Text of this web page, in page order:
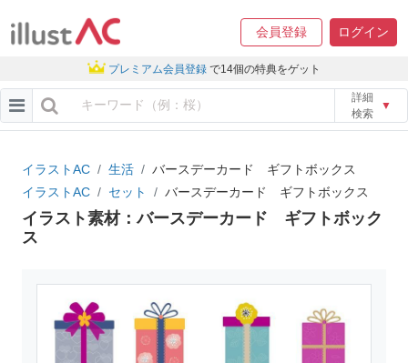
会員登録 ログイン
プレミアム会員登録 で14個の特典をゲット
詳細
検索
▼
イラストAC 生活
バースデーカード ギフトボックス
イラストAC
セット バースデーカード ギフトボックス
イラスト素材：バースデーカード ギフトボック
ス